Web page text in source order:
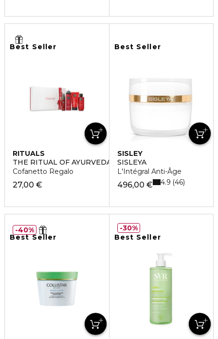
Best Seller
RITUALS
THE RITUAL OF AYURVEDA SMALL
Cofanetto Regalo
27,00 €
Best Seller
SISLEY
SISLEYA
L'Intégral Anti-Âge
496,00 € 4.9 46
Best Seller
40%
Best Seller
30%